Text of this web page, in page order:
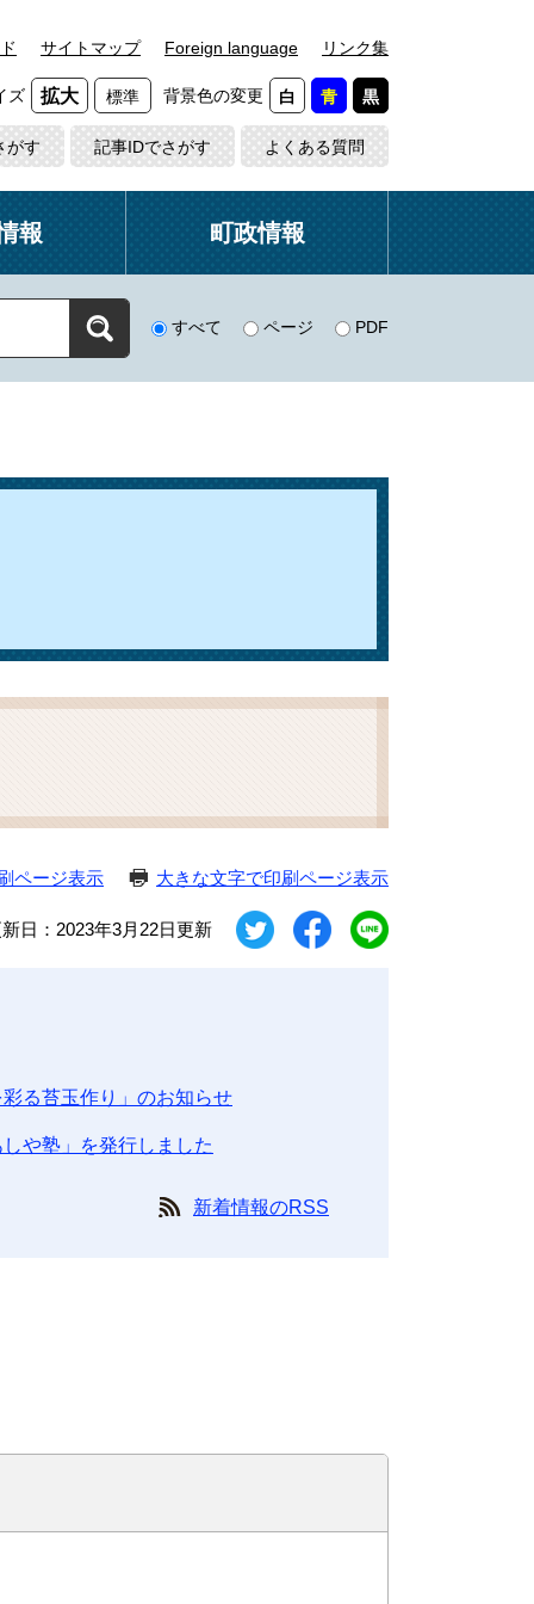
サイトマップ Foreign language リンク集
ズ 拡大 標準 背景色の変更 白 青 黒
がす 記事IDでさがす よくある質問
報 町政情報
すべて ページ PDF
ページ表示 大きな文字で印刷ページ表示
日：2023年3月22日更新
る苔玉作り」のお知らせ
や塾」を発行しました
新着情報のRSS